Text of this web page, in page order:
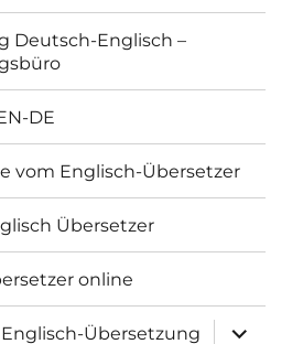
Deutsch-Englisch –
DE
vom Englisch-Übersetzer
Übersetzer
online
Übersetzung